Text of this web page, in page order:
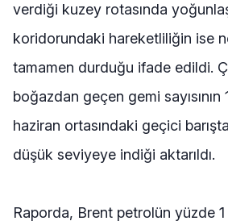
verdiği kuzey rotasında
koridorundaki hareketliliğin ise
tamamen durduğu ifade edildi.
boğazdan geçen gemi
haziran ortasındaki geçici
düşük seviyeye indiği aktarıldı.
Raporda, Brent petrolün yüzde 1